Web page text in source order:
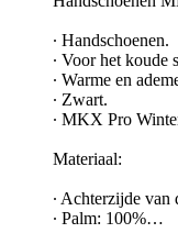
∙ Handschoenen.
∙ Voor het koude
∙ Warme en
∙ Zwart.
∙ MKX Pro
Materiaal:
∙ Achterzijde van
∙ Palm: 100%…